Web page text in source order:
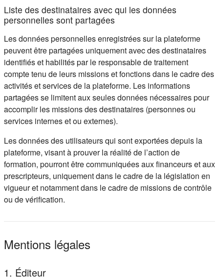
Liste des destinataires avec qui les données
personnelles sont partagées
Les données personnelles enregistrées sur la plateforme
peuvent être partagées uniquement avec des destinataires
identifiés et habilités par le responsable de traitement
compte tenu de leurs missions et fonctions dans le cadre des
activités et services de la plateforme. Les informations
partagées se limitent aux seules données nécessaires pour
accomplir les missions des destinataires (personnes ou
services internes et ou externes).
Les données des utilisateurs qui sont exportées depuis la
plateforme, visant à prouver la réalité de l’action de
formation, pourront être communiquées aux financeurs et aux
prescripteurs, uniquement dans le cadre de la législation en
vigueur et notamment dans le cadre de missions de contrôle
ou de vérification.
Mentions légales
1. Éditeur